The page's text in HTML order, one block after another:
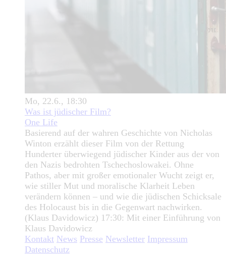
Mo, 22.6., 18:30
Was ist jüdischer Film?
One Life
Basierend auf der wahren Geschichte von Nicholas
Winton erzählt dieser Film von der Rettung
Hunderter überwiegend jüdischer Kinder aus der von
den Nazis bedrohten Tschechoslowakei. Ohne
Pathos, aber mit großer emotionaler Wucht zeigt er,
wie stiller Mut und moralische Klarheit Leben
verändern können – und wie die jüdischen Schicksale
des Holocaust bis in die Gegenwart nachwirken.
(Klaus Davidowicz) 17:30: Mit einer Einführung von
Klaus Davidowicz
Kontakt News Presse Newsletter Impressum
Datenschutz